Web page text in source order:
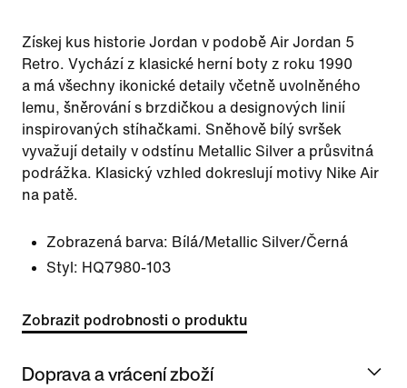
Získej kus historie Jordan v podobě Air Jordan 5
Retro. Vychází z klasické herní boty z roku 1990
a má všechny ikonické detaily včetně uvolněného
lemu, šněrování s brzdičkou a designových linií
inspirovaných stíhačkami. Sněhově bílý svršek
vyvažují detaily v odstínu Metallic Silver a průsvitná
podrážka. Klasický vzhled dokreslují motivy Nike Air
na patě.
Zobrazená barva: Bílá/Metallic Silver/Černá
Styl: HQ7980-103
Zobrazit podrobnosti o produktu
Doprava a vrácení zboží